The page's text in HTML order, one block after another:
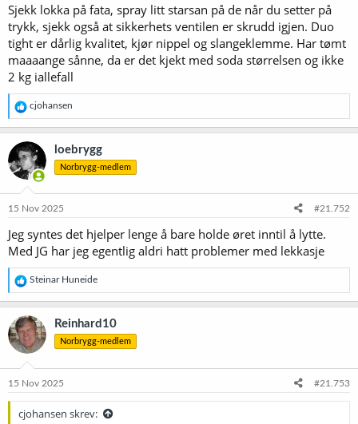
Blir dyr moro om jeg skal fortsette å bruke gass i dette tempoet.
Vis vedlegget 75284
Sjekk lokka på fata, spray litt starsan på de når du setter på
trykk, sjekk også at sikkerhets ventilen er skrudd igjen. Duo
tight er dårlig kvalitet, kjør nippel og slangeklemme. Har tømt
maaaange sånne, da er det kjekt med soda størrelsen og ikke
2 kg iallefall
R
e
a
k
s
j
o
e
:
cjohansen
loebrygg
Norbrygg-medlem
15 Nov 2025 #21.752
Jeg syntes det hjelper lenge å bare holde øret inntil å lytte.
Med JG har jeg egentlig aldri hatt problemer med lekkasje
R
e
a
k
s
j
o
e
Steinar Huneide
Reinhard10
Norbrygg-medlem
15 Nov 2025 #21.753
cjohansen skrev: